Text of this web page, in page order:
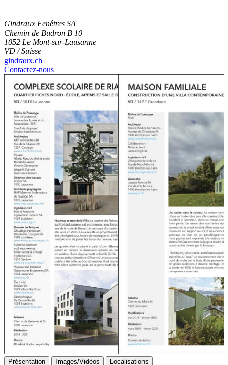
Gindraux Fenêtres SA
Chemin de Budron B 10
1052 Le Mont-sur-Lausanne
VD / Suisse
gindraux.ch
Contactez-nous
Présentation Images/Vidéos Localisations